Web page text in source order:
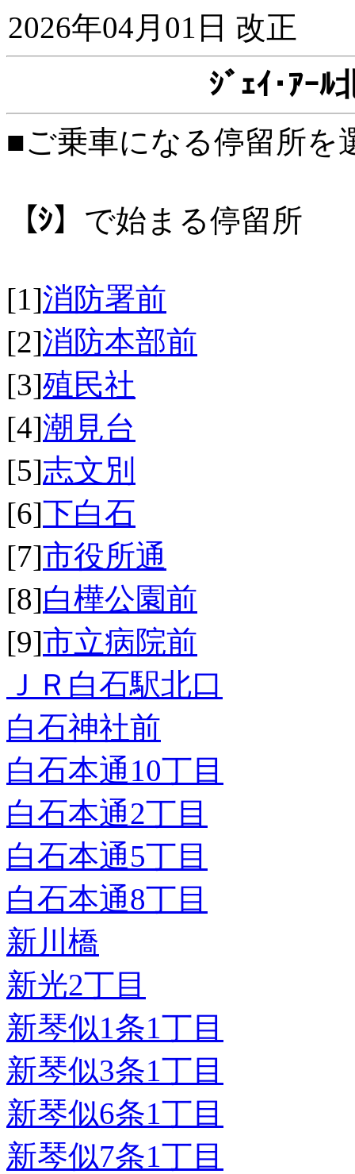
2026年04月01日 改正
ｼﾞｪｲ･ｱｰﾙ
■ご乗車になる停留所を
【ｼ】 で始まる停留所
[1]消防署前
[2]消防本部前
[3]殖民社
[4]潮見台
[5]志文別
[6]下白石
[7]市役所通
[8]白樺公園前
[9]市立病院前
ＪＲ白石駅北口
白石神社前
白石本通10丁目
白石本通2丁目
白石本通5丁目
白石本通8丁目
新川橋
新光2丁目
新琴似1条1丁目
新琴似3条1丁目
新琴似6条1丁目
新琴似7条1丁目